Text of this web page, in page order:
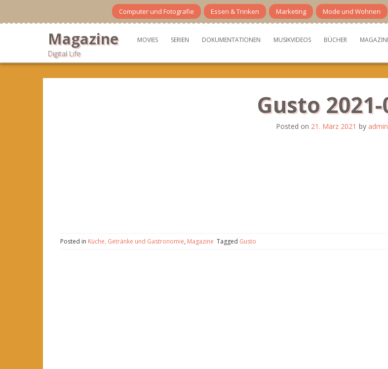
content
Computer und Fotografie Essen & Trinken Marketing Mode und Wohnen
Magazine
Digital Life
MOVIES SERIEN DOKUMENTATIONEN MUSIKVIDEOS BÜCHER
Gusto 2021-
Posted on 21. März 2021 by admin
Posted in Küche, Getränke und Gastronomie, Magazine Tagged Gusto